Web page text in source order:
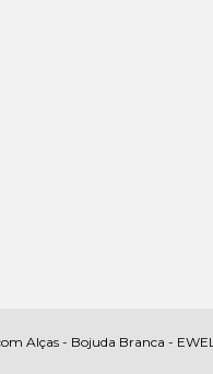
Alças - Bojuda Branca - EWEL